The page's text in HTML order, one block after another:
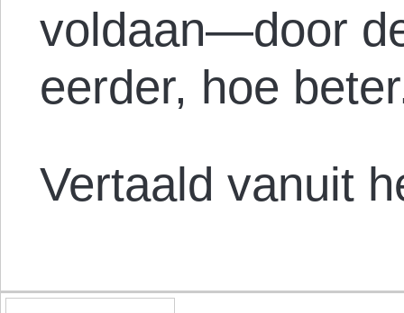
voldaan—door
eerder, hoe
Vertaald vanuit